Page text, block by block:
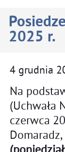
2025 r.
4 grudnia
Na
(Uchwała
czerwca